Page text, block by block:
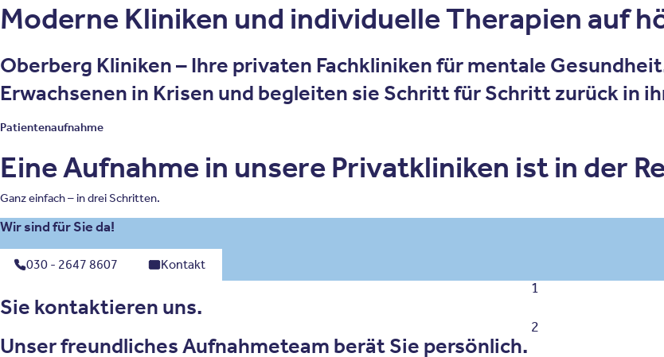
Moderne Kliniken und individuelle Therapien auf
Oberberg Kliniken – Ihre privaten Fachkliniken für mentale
Erwachsenen in Krisen und begleiten sie Schritt für Schritt zurück in
Patientenaufnahme
Eine Aufnahme in unsere Privatkliniken ist in der
Ganz einfach – in drei Schritten.
Wir sind für Sie da!
030 - 2647 8607 Kontakt
1
Sie kontaktieren uns.
2
Unser freundliches Aufnahmeteam berät Sie persönlich.